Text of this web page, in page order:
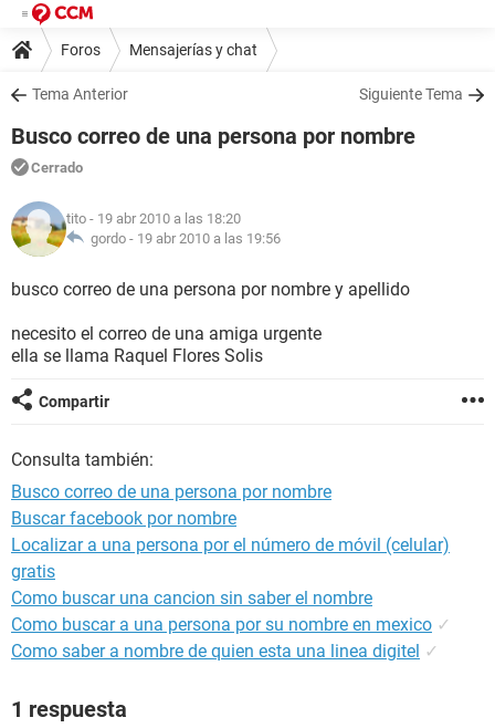
Foros Mensajerías y chat
Tema Anterior Siguiente Tema
Busco correo de una persona por nombre
Cerrado
tito - 19 abr 2010 a las 18:20
gordo - 19 abr 2010 a las 19:56
busco correo de una persona por nombre y apellido
necesito el correo de una amiga urgente
ella se llama Raquel Flores Solis
Compartir
Consulta también:
Busco correo de una persona por nombre
Buscar facebook por nombre
Localizar a una persona por el número de móvil (celular)
gratis
Como buscar una cancion sin saber el nombre
Como buscar a una persona por su nombre en mexico ✓
Como saber a nombre de quien esta una linea digitel ✓
1 respuesta